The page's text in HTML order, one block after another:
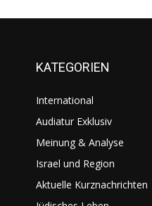
KATEGORIEN
International
Audiatur Exklusiv
Meinung & Analyse
Israel und Region
Aktuelle Kurznachrichten